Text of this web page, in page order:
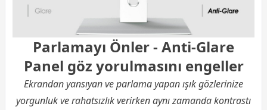
Parlamayı Önler - Anti-Glare
Panel göz yorulmasını engeller
Ekrandan yansıyan ve parlama yapan ışık gözlerinize
yorgunluk ve rahatsızlık verirken aynı zamanda kontrastı